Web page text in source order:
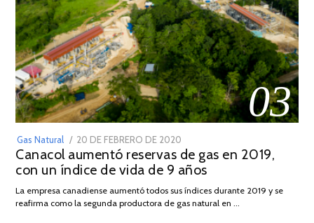
03
Gas Natural
POSTED
ON
20 DE FEBRERO DE 2020
DE
JULIO
2025
Canacol aumentó reservas de gas en 2019,
con un índice de vida de 9 años
La empresa canadiense aumentó todos sus índices durante 2019 y se
reafirma como la segunda productora de gas natural en …